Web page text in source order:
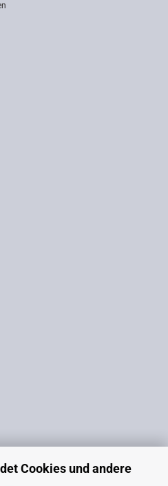
Cookies und andere